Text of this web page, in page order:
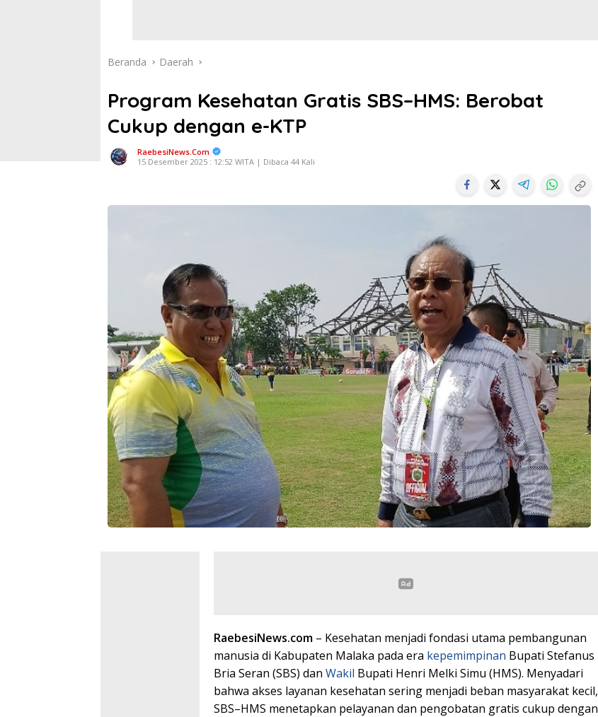
Beranda Daerah
Program Kesehatan Gratis SBS–HMS: Berobat
Cukup dengan e-KTP
RaebesiNews.Com
15 Desember 2025 : 12:52 WITA | Dibaca 44 Kali
RaebesiNews.com – Kesehatan menjadi fondasi utama pembangunan
manusia di Kabupaten Malaka pada era kepemimpinan Bupati Stefanus
Bria Seran (SBS) dan Wakil Bupati Henri Melki Simu (HMS). Menyadari
bahwa akses layanan kesehatan sering menjadi beban masyarakat kecil,
SBS–HMS menetapkan pelayanan dan pengobatan gratis cukup dengan